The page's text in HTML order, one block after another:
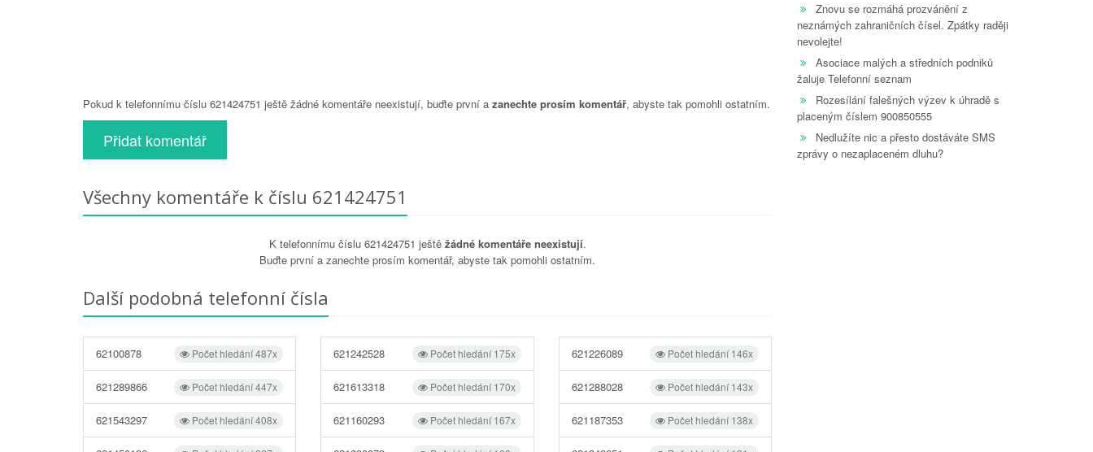
Pokud k telefonnímu číslu 621424751 ještě žádné komentáře neexistují, buďte první a zanechte prosím komentář, abyste tak pomohli ostatním.
Přidat komentář
Všechny komentáře k číslu 621424751
K telefonnímu číslu 621424751 ještě žádné komentáře neexistují.
Buďte první a zanechte prosím komentář, abyste tak pomohli ostatním.
Další podobná telefonní čísla
Počet hledání 487x
62100878
Počet hledání 447x
621289866
Počet hledání 408x
621543297
Počet hledání 175x
621242528
Počet hledání 170x
621613318
Počet hledání 167x
621160293
Počet hledání 146x
621226089
Počet hledání 143x
621288028
Počet hledání 138x
621187353
Znovu se rozmáhá prozvánění z
neznámých zahraničních čísel. Zpátky raději
nevolejte!
Asociace malých a středních podniků
žaluje Telefonní seznam
Rozesílání falešných výzev k úhradě s
placeným číslem 900850555
Nedlužíte nic a přesto dostáváte SMS
zprávy o nezaplaceném dluhu?